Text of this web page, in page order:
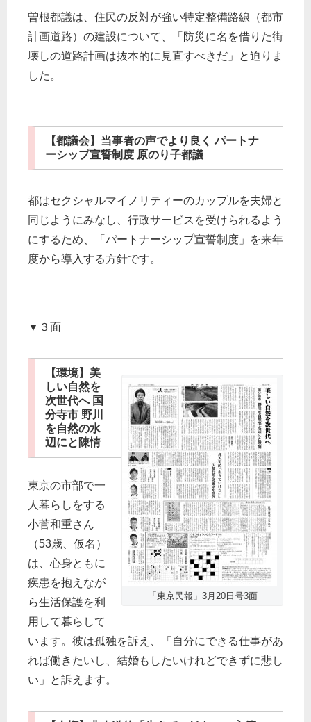
曽根都議は、住民の反対が強い特定整備路線（都市
計画道路）の建設について、「防災に名を借りた街
壊しの道路計画は抜本的に見直すべきだ」と迫りま
した。
【都議会】当事者の声でより良く パートナ
ーシップ宣誓制度 原のり子都議
都はセクシャルマイノリティーのカップルを夫婦と
同じようにみなし、行政サービスを受けられるよう
にするため、「パートナーシップ宣誓制度」を来年
度から導入する方針です。
▼３面
「東京民報」3月20日号3面
【環境】美
しい自然を
次世代へ 国
分寺市 野川
を自然の水
辺にと陳情
東京の市部で一
人暮らしをする
小菅和重さん
（53歳、仮名）
は、心身ともに
疾患を抱えなが
ら生活保護を利
用して暮らして
います。彼は孤独を訴え、「自分にできる仕事があ
れば働きたいし、結婚もしたいけれどできずに悲し
い」と訴えます。